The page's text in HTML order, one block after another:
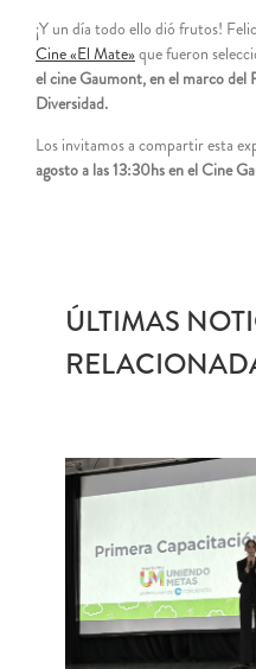
¡Y un día todo ello dió frutos!
Cine «El Mate»que fueron
el cine Gaumont, en el marco del
Diversidad.
Los invitamos a compartir esta
agosto a las 13:30hs en el Cine
ÚLTIMAS